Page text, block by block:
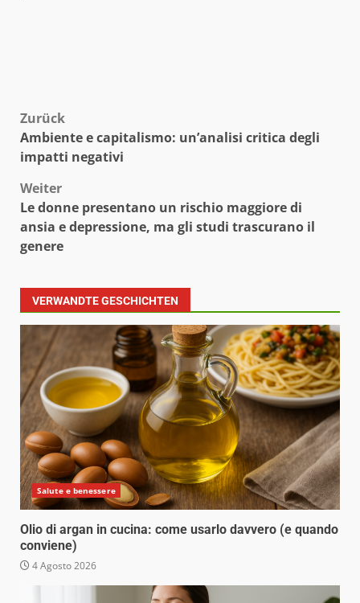
Beitragsnavigation
Zurück
Ambiente e capitalismo: un’analisi critica degli
impatti negativi
Weiter
Le donne presentano un rischio maggiore di
ansia e depressione, ma gli studi trascurano il
genere
VERWANDTE GESCHICHTEN
Salute e benessere
Olio di argan in cucina: come usarlo davvero (e quando
conviene)
4 Agosto 2026